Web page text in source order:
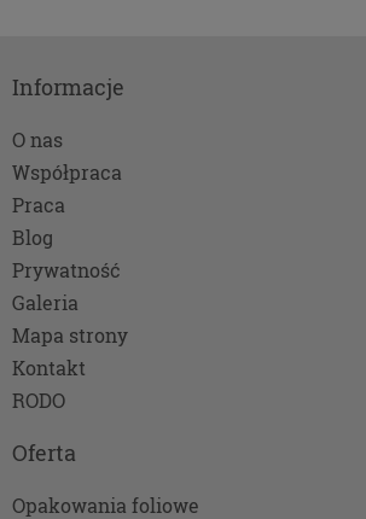
Informacje
O nas
Współpraca
Praca
Blog
Prywatność
Galeria
Mapa strony
Kontakt
RODO
Oferta
Opakowania foliowe